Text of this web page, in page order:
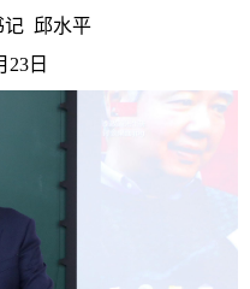
记 邱水平
23日